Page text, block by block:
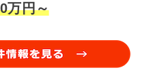
万円～